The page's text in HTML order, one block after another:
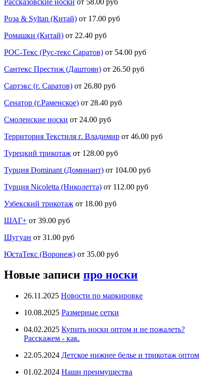
Роза & Syltan (Китай) от 17.00 руб
Ромашки (Китай) от 22.40 руб
РОС-Текс (Рус-текс Саратов) от 54.00 руб
Сантекс Престиж (Даштоян) от 26.50 руб
Сартэкс (г. Саратов) от 26.80 руб
Сенатор (г.Раменское) от 28.40 руб
Смоленские носки от 24.00 руб
Территория Текстиля г. Владимир от 46.00 руб
Турецкий трикотаж от 128.00 руб
Турция Dominant (Доминант) от 104.00 руб
Турция Nicoletta (Николетта) от 112.00 руб
Узбекский трикотаж от 18.00 руб
ШАГ+ от 39.00 руб
Шугуан от 31.00 руб
ЮстаТекс (Воронеж) от 35.00 руб
Новые записи про носки
26.11.2025 Новости по маркировке
10.08.2025 Размерные сетки
04.02.2025 Купить носки оптом и не пожалеть?
Расскажем - как.
22.05.2024 Детское нижнее белье и трикотаж оптом
01.02.2024 Наши преимущества